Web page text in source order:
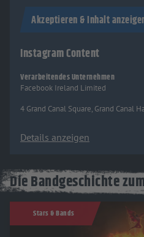
Akzeptieren & Inhalt
Instagram Content
Verarbeitendes Unternehmen
Facebook Ireland Limited
4 Grand Canal Square, Grand Canal
Details anzeigen
Die Bandgeschichte
Stars & Bands